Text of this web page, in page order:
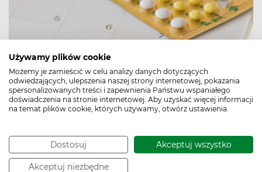
Używamy plików cookie
Możemy je zamieścić w celu analizy danych dotyczących
odwiedzających, ulepszenia naszej strony internetowej, pokazania
spersonalizowanych treści i zapewnienia Państwu wspaniałego
doświadczenia na stronie internetowej. Aby uzyskać więcej informacji
na temat plików cookie, których używamy, otwórz ustawienia.
Dostosuj Akceptuj wszystko
Akceptuj niezbędne
Zorientowałam się, że zapomniałam zażyć codzienną
tabletkę antykoncepcyjną i tego samego dnia
współżyłam. Co powinnam teraz zrobić, żeby